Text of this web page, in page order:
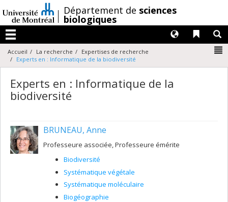
au
contenu
/Département de sciences
biologiques
Menu
Liens
Langues
Accueil La recherche
Expertises de recherche
Experts en : Informatique de la biodiversité
Experts en : Informatique de la
biodiversité
BRUNEAU, Anne
Professeure associée, Professeure émérite
Biodiversité
Systématique végétale
Systématique moléculaire
Biogéographie